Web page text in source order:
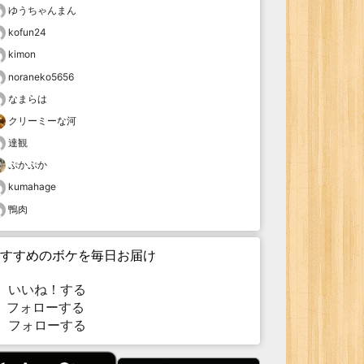
ゆうちゃんまん
kofun24
kimon
noraneko5656
なまらは
クリーミーな河
達観
ぷかぷか
kumahage
鴨肉
すめのボケを毎日お届け
いいね！する
ォローする
フォローする